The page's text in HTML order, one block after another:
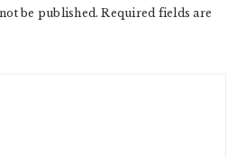
be published. Required fields are